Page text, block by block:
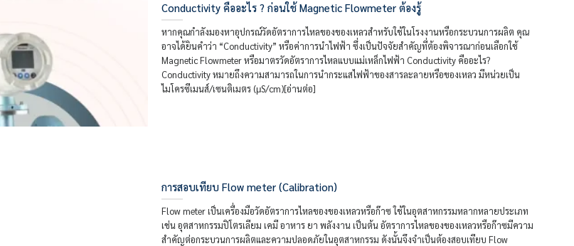
Conductivity คืออะไร ? ก่อนใช้ Magnetic Flowmeter ต้องรู้
หากคุณกำลังมองหาอุปกรณ์วัดอัตราการไหลของของเหลวสำหรับใช้ในโรงงานหรือกระบวนการผลิต คุณ
อาจได้ยินคำว่า “Conductivity” หรือค่าการนำไฟฟ้า ซึ่งเป็นปัจจัยสำคัญที่ต้องพิจารณาก่อนเลือกใช้
Magnetic Flowmeter หรือมาตรวัดอัตราการไหลแบบแม่เหล็กไฟฟ้า Conductivity คืออะไร?
Conductivity หมายถึงความสามารถในการนำกระแสไฟฟ้าของสารละลายหรือของเหลว มีหน่วยเป็น
ไมโครซีเมนส์/เซนติเมตร (μS/cm)[อ่านต่อ]
การสอบเทียบ Flow meter (Calibration)
Flow meter เป็นเครื่องมือวัดอัตราการไหลของของเหลวหรือก๊าซ ใช้ในอุตสาหกรรมหลากหลายประเภท
เช่น อุตสาหกรรมปิโตรเลียม เคมี อาหาร ยา พลังงาน เป็นต้น อัตราการไหลของของเหลวหรือก๊าซมีความ
สำคัญต่อกระบวนการผลิตและความปลอดภัยในอุตสาหกรรม ดังนั้นจึงจำเป็นต้องสอบเทียบ Flow